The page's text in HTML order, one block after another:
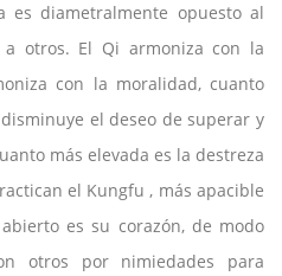
es diametralmente opuesto al
otros. El Qi armoniza con la
con la moralidad, cuanto
el deseo de superar y
más elevada es la destreza
el Kungfu , más apacible
es su corazón, de modo
otros por nimiedades para